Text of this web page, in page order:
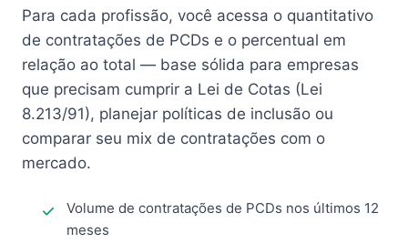
Para cada profissão, você acessa o quantitativo
de contratações de PCDs e o percentual em
relação ao total — base sólida para empresas
que precisam cumprir a Lei de Cotas (Lei
8.213/91), planejar políticas de inclusão ou
comparar seu mix de contratações com o
mercado.
Volume de contratações de PCDs nos últimos 12
meses